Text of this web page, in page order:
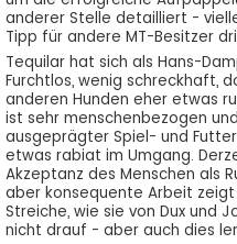
anderer Stelle detailliert -
Tipp für andere MT-Besitzer
Tequilar hat sich als Hans-
Furchtlos, wenig schreckhaft,
anderen Hunden eher etwas
ist sehr menschenbezogen
ausgeprägter Spiel- und
etwas rabiat im Umgang.
Akzeptanz des Menschen als
aber konsequente Arbeit
Streiche, wie sie von Dux und
nicht drauf - aber auch dies